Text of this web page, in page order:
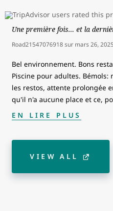
Une première fois... et la
Road21547076918sur mars 26, 2025
Bel environnement. Bons
Piscine pour adultes.
les restos, attente prolongée
qu'il n'a aucune place et ce,
EN LIRE PLUS
VIEW ALL